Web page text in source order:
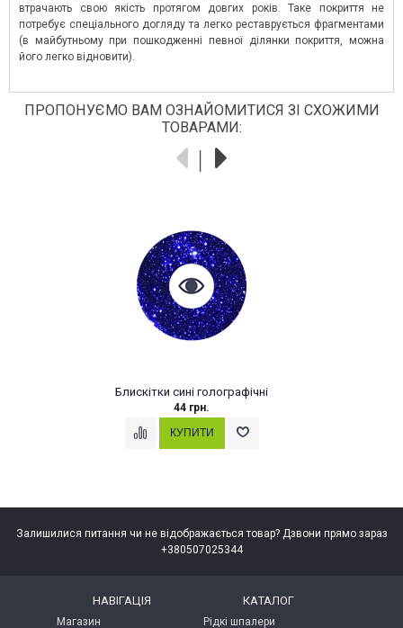
втрачають свою якість протягом довгих років. Таке покриття не
потребує спеціального догляду та легко реставрується фрагментами
(в майбутньому при пошкодженні певної ділянки покриття, можна
його легко відновити).
ПРОПОНУЄМО ВАМ ОЗНАЙОМИТИСЯ ЗІ СХОЖИМИ
ТОВАРАМИ:
Блискітки сині голографічні
44 грн.
Залишилися питання чи не відображається товар? Дзвони прямо зараз
+380507025344
НАВІГАЦІЯ
Магазин
КАТАЛОГ
Рідкі шпалери